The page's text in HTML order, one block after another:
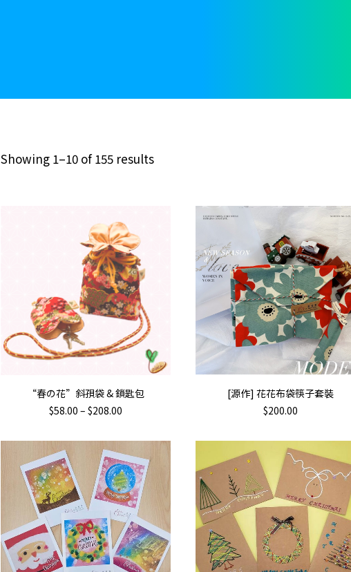
Showing 1–10 of 155 results
SELECT OPTIONS
product
variants.
The
options
chosen
on
“春の花”斜孭袋 & 鎖匙包
$58.00 – $208.00
through
$208.00
ADD TO CART
[源作] 花花布袋筷子套裝
$200.00